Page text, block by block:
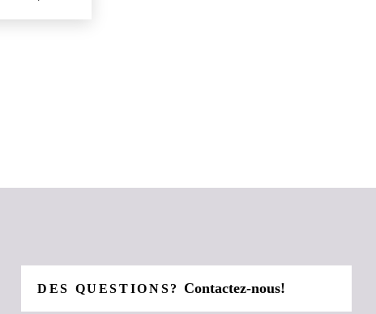
DES QUESTIONS?Contactez-nous!